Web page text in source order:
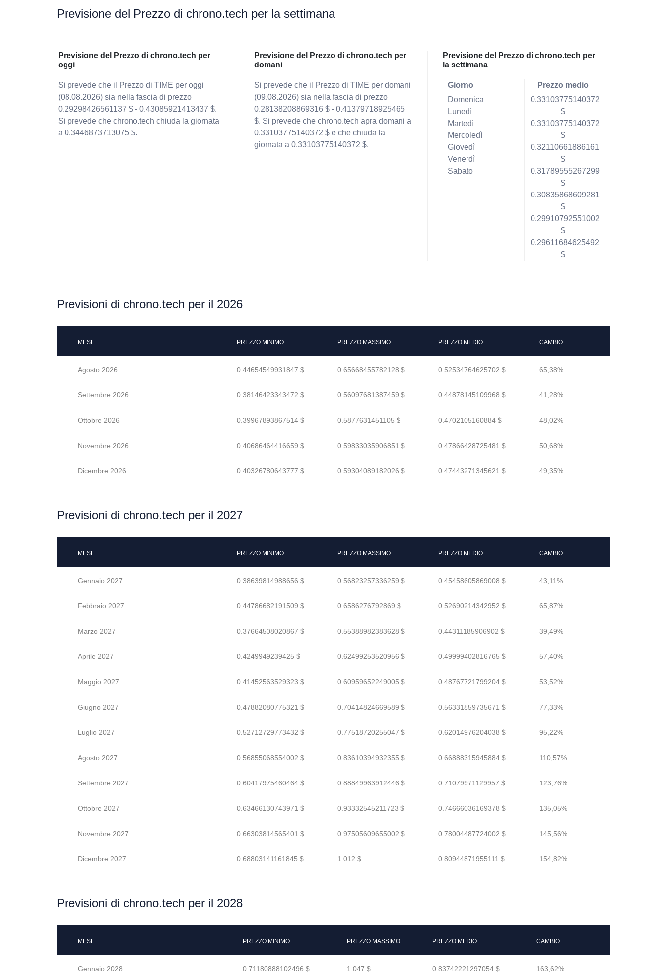
Previsione del Prezzo di chrono.tech per la settimana
Previsione del Prezzo di chrono.tech per
oggi
Si prevede che il Prezzo di TIME per oggi
(08.08.2026) sia nella fascia di prezzo
0.29298426561137 $ - 0.43085921413437 $.
Si prevede che chrono.tech chiuda la giornata
a 0.3446873713075 $.
Previsione del Prezzo di chrono.tech per
domani
Si prevede che il Prezzo di TIME per domani
(09.08.2026) sia nella fascia di prezzo
0.28138208869316 $ - 0.41379718925465
$. Si prevede che chrono.tech apra domani a
0.33103775140372 $ e che chiuda la
giornata a 0.33103775140372 $.
Previsione del Prezzo di chrono.tech per
la settimana
Giorno
Domenica
Lunedì
Martedì
Mercoledì
Giovedì
Venerdì
Sabato
Prezzo medio
0.33103775140372
$
0.33103775140372
$
0.32110661886161
$
0.31789555267299
$
0.30835868609281
$
0.29910792551002
$
0.29611684625492
$
Previsioni di chrono.tech per il 2026
MESE PREZZO MINIMO PREZZO MASSIMO PREZZO MEDIO CAMBIO
Agosto 2026 0.44654549931847 $ 0.65668455782128 $ 0.52534764625702 $ 65,38%
Settembre 2026 0.38146423343472 $ 0.56097681387459 $ 0.44878145109968 $ 41,28%
Ottobre 2026 0.39967893867514 $ 0.5877631451105 $ 0.4702105160884 $ 48,02%
Novembre 2026 0.40686464416659 $ 0.59833035906851 $ 0.47866428725481 $ 50,68%
Dicembre 2026 0.40326780643777 $ 0.59304089182026 $ 0.47443271345621 $ 49,35%
Previsioni di chrono.tech per il 2027
MESE PREZZO MINIMO PREZZO MASSIMO PREZZO MEDIO CAMBIO
Gennaio 2027 0.38639814988656 $ 0.56823257336259 $ 0.45458605869008 $ 43,11%
Febbraio 2027 0.44786682191509 $ 0.6586276792869 $ 0.52690214342952 $ 65,87%
Marzo 2027 0.37664508020867 $ 0.55388982383628 $ 0.44311185906902 $ 39,49%
Aprile 2027 0.4249949239425 $ 0.62499253520956 $ 0.49999402816765 $ 57,40%
Maggio 2027 0.41452563529323 $ 0.60959652249005 $ 0.48767721799204 $ 53,52%
Giugno 2027 0.47882080775321 $ 0.70414824669589 $ 0.56331859735671 $ 77,33%
Luglio 2027 0.52712729773432 $ 0.77518720255047 $ 0.62014976204038 $ 95,22%
Agosto 2027 0.56855068554002 $ 0.83610394932355 $ 0.66888315945884 $ 110,57%
Settembre 2027 0.60417975460464 $ 0.88849963912446 $ 0.71079971129957 $ 123,76%
Ottobre 2027 0.63466130743971 $ 0.93332545211723 $ 0.74666036169378 $ 135,05%
Novembre 2027 0.66303814565401 $ 0.97505609655002 $ 0.78004487724002 $ 145,56%
Dicembre 2027 0.68803141161845 $ 1.012 $ 0.80944871955111 $ 154,82%
Previsioni di chrono.tech per il 2028
MESE PREZZO MINIMO PREZZO MASSIMO PREZZO MEDIO CAMBIO
Gennaio 2028 0.71180888102496 $ 1.047 $ 0.83742221297054 $ 163,62%